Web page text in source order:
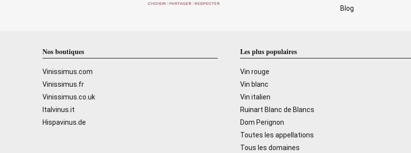
Blog
Nos boutiques
Vinissimus.com
Vinissimus.fr
Vinissimus.co.uk
Italvinus.it
Hispavinus.de
Les plus populaires
Vin rouge
Vin blanc
Vin italien
Ruinart Blanc de Blancs
Dom Perignon
Toutes les appellations
Tous les domaines